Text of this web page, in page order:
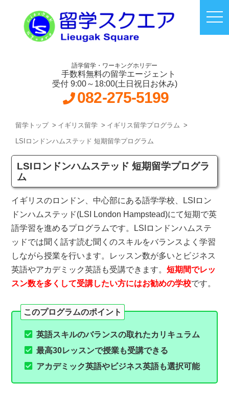
語学留学・ワーキングホリデー
手数料無料の留学エージェント
受付 9:00～18:00(土日祝日お休み)
082-275-5199
留学トップ イギリス留学 イギリス留学プログラム
LSIロンドンハムステッド 短期留学プログラム
LSIロンドンハムステッド 短期留学プログラ
ム
イギリスのロンドン、中心部にある語学学校、LSIロン
ドンハムステッド(LSI London Hampstead)にて短期で英
語学習を進めるプログラムです。LSIロンドンハムステ
ッドでは聞く話す読む聞くのスキルをバランスよく学習
しながら授業を行います。レッスン数が多いとビジネス
英語やアカデミック英語も受講できます。短期間でレッ
スン数を多くして受講したい方にはお勧めの学校です。
英語スキルのバランスの取れたカリキュラム
最高30レッスンで授業も受講できる
アカデミック英語やビジネス英語も選択可能